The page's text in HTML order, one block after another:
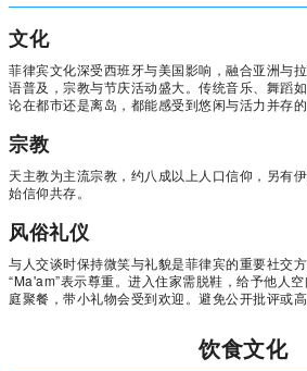
文化
菲律宾文化深受西班牙与美国影响，融合亚洲与
语普及，宗教与节庆活动盛大。传统音乐、舞蹈
论在都市还是离岛，都能感受到悠闲与活力并存的
宗教
天主教为主流宗教，约八成以上人口信仰，另有
始信仰共存。
风俗礼仪
与人交谈时保持微笑与礼貌是菲律宾的重要社交
“Ma'am”表示尊重。进入住家需脱鞋，给予他人
庭聚餐，带小礼物会受到欢迎。避免公开批评或
饮食文化